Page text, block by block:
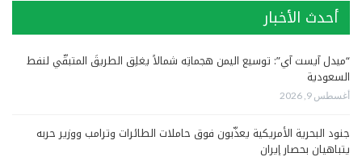
أحدث الأخبار
“ميدل آيست آي”: توسيع اليمن هجماتِه شمالاً يغلِق الطريقَ المتبقّي لنفط
السعودية
أغسطس 9, 2026
جنود البحرية الأمريكية يعذّبون فوق حاملات الطائرات وترامب ووزير حربه
يتباهيان بحصار إيران